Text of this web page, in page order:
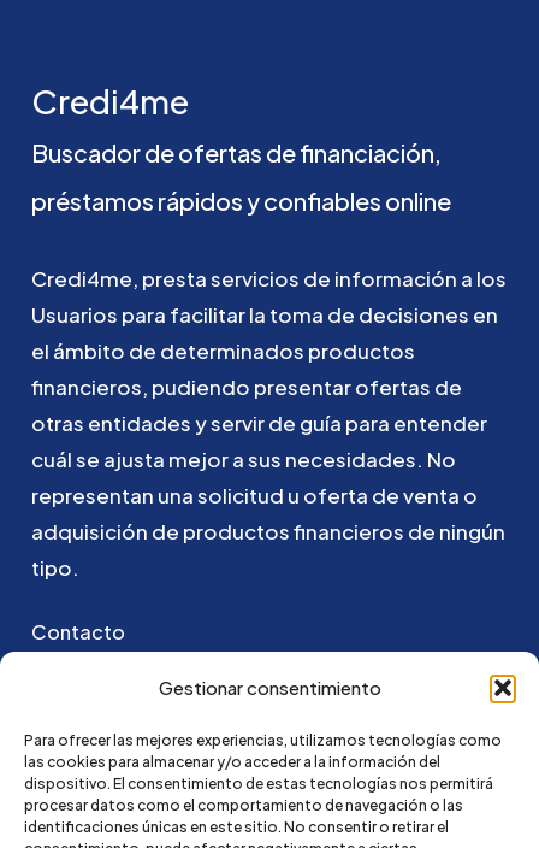
Gestionar consentimiento
Para ofrecer las mejores experiencias, utilizamos tecnologías como
las cookies para almacenar y/o acceder a la información del
dispositivo. El consentimiento de estas tecnologías nos permitirá
procesar datos como el comportamiento de navegación o las
identificaciones únicas en este sitio. No consentir o retirar el
Credi4me
Buscadordeofertas definanciación,
préstamos rápidosyconfiables online
Credi4me, prestaservicios de información a los
Usuarios para facilitarla toma de decisiones en
el ámbito de determinados productos
financieros, pudiendo presentarofertas de
otras entidadesyservirde guía para entender
cuálse ajusta mejorasus necesidades. No
representan unasolicitud u oferta deventa o
adquisición de productosfinancieros de ningún
tipo.
Contacto
Puedes ponerte en contacto con nosotros
hola@credi4me.com